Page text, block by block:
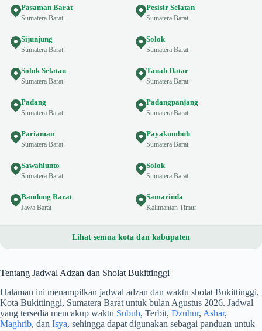
Pasaman Barat
Sumatera Barat
Pesisir Selatan
Sumatera Barat
Sijunjung
Sumatera Barat
Solok
Sumatera Barat
Solok Selatan
Sumatera Barat
Tanah Datar
Sumatera Barat
Padang
Sumatera Barat
Padangpanjang
Sumatera Barat
Pariaman
Sumatera Barat
Payakumbuh
Sumatera Barat
Sawahlunto
Sumatera Barat
Solok
Sumatera Barat
Bandung Barat
Jawa Barat
Samarinda
Kalimantan Timur
Lihat semua kota dan kabupaten
Tentang Jadwal Adzan dan Sholat Bukittinggi
Halaman ini menampilkan jadwal adzan dan waktu sholat Bukittinggi,
Kota Bukittinggi, Sumatera Barat untuk bulan Agustus 2026. Jadwal
yang tersedia mencakup waktu Subuh, Terbit, Dzuhur, Ashar,
Maghrib, dan Isya, sehingga dapat digunakan sebagai panduan untuk